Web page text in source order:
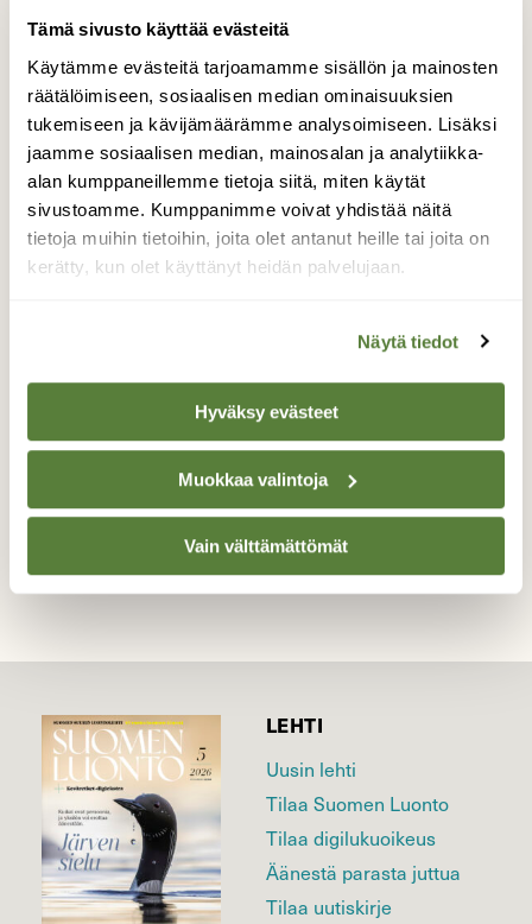
Tämä sivusto käyttää evästeitä
Käytämme evästeitä tarjoamamme sisällön ja mainosten
räätälöimiseen, sosiaalisen median ominaisuuksien
tukemiseen ja kävijämäärämme analysoimiseen. Lisäksi
jaamme sosiaalisen median, mainosalan ja analytiikka-
alan kumppaneillemme tietoja siitä, miten käytät
sivustoamme. Kumppanimme voivat yhdistää näitä
tietoja muihin tietoihin, joita olet antanut heille tai joita on
kerätty, kun olet käyttänyt heidän palvelujaan.
Näytä tiedot
Hyväksy evästeet
Muokkaa valintoja
Vain välttämättömät
Pieni etana syömässä sientä
Valokuvaaja: Katariina Heikkonen, Turku 7.9.2025
TAKAISIN LISTAAN
LEHTI
Uusin lehti
Tilaa Suomen Luonto
Tilaa digilukuoikeus
Äänestä parasta juttua
Tilaa uutiskirje